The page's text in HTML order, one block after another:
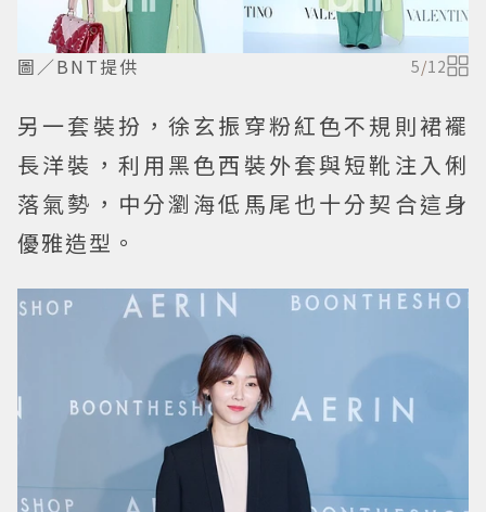
圖／BNT提供 5/12
另一套裝扮，徐玄振穿粉紅色不規則裙襬
長洋裝，利用黑色西裝外套與短靴注入俐
落氣勢，中分瀏海低馬尾也十分契合這身
優雅造型。